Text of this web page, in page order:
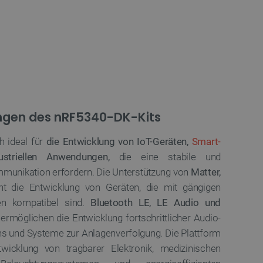
des nRF5340-DK-Kits
ideal für die Entwicklung von IoT-Geräten, Smart-
Anwendungen,die eine stabile und
erfordern. Die Unterstützung von Matter,
die Entwicklung von Geräten, die mit gängigen
kompatibel sind. Bluetooth LE, LE Audio und
ermöglichen die Entwicklung fortschrittlicher Audio-
und Systeme zur Anlagenverfolgung. Die Plattform
von tragbarer Elektronik, medizinischen
der Website zu
zu
verwendet, um
in jeder
der Website
Dienst verwendet,
Besucher-Cookies zu
Script.com muss
Präferenzen für die